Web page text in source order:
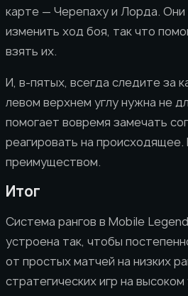
карте — Черепаху и Лорда. Они
изменить ход боя, так что
взять их.
И, в-пятых, всегда следите за
левом верхнем углу нужна не
помогает вовремя замечать
реагировать на
преимуществом.
Итог
Система рангов в Mobile
устроена так, чтобы
от простых матчей на низких
стратегических игр на высоком